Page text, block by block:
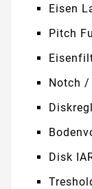
Eisen
Pitch
Notch
Disk